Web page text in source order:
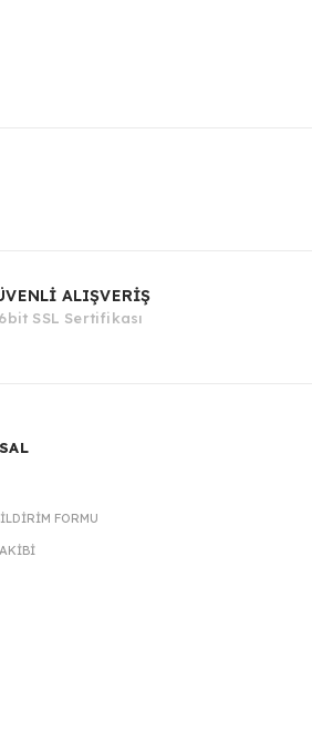
ALIŞVERİŞ
SSL Sertifikası
FORMU